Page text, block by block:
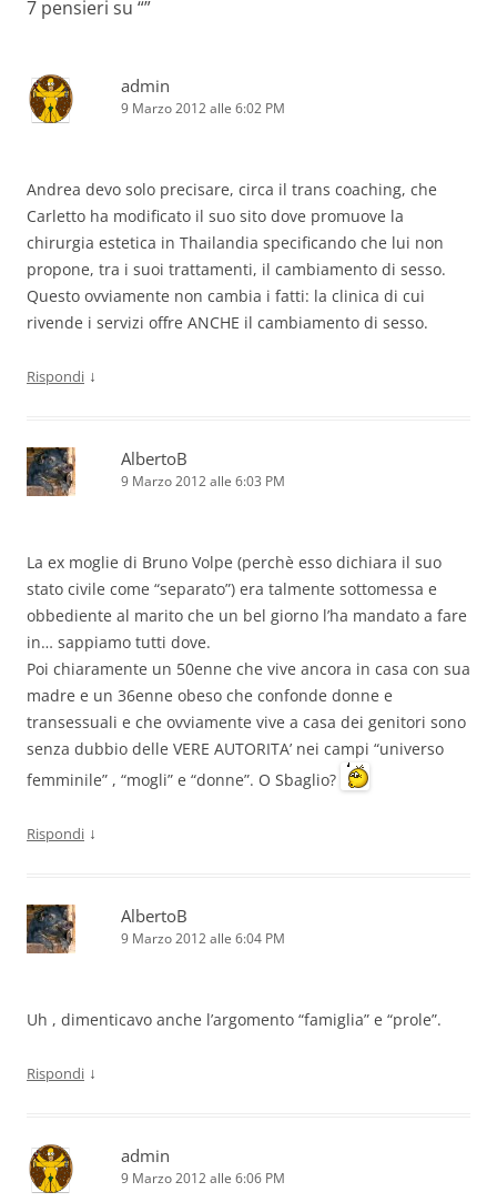
7 pensieri su “”
admin
9 Marzo 2012 alle 6:02 PM
Andrea devo solo precisare, circa il trans coaching, che
Carletto ha modificato il suo sito dove promuove la
chirurgia estetica in Thailandia specificando che lui non
propone, tra i suoi trattamenti, il cambiamento di sesso.
Questo ovviamente non cambia i fatti: la clinica di cui
rivende i servizi offre ANCHE il cambiamento di sesso.
Rispondi ↓
AlbertoB
9 Marzo 2012 alle 6:03 PM
La ex moglie di Bruno Volpe (perchè esso dichiara il suo
stato civile come “separato”) era talmente sottomessa e
obbediente al marito che un bel giorno l’ha mandato a fare
in… sappiamo tutti dove.
Poi chiaramente un 50enne che vive ancora in casa con sua
madre e un 36enne obeso che confonde donne e
transessuali e che ovviamente vive a casa dei genitori sono
senza dubbio delle VERE AUTORITA’ nei campi “universo
femminile” , “mogli” e “donne”. O Sbaglio?
Rispondi ↓
AlbertoB
9 Marzo 2012 alle 6:04 PM
Uh , dimenticavo anche l’argomento “famiglia” e “prole”.
Rispondi ↓
admin
9 Marzo 2012 alle 6:06 PM